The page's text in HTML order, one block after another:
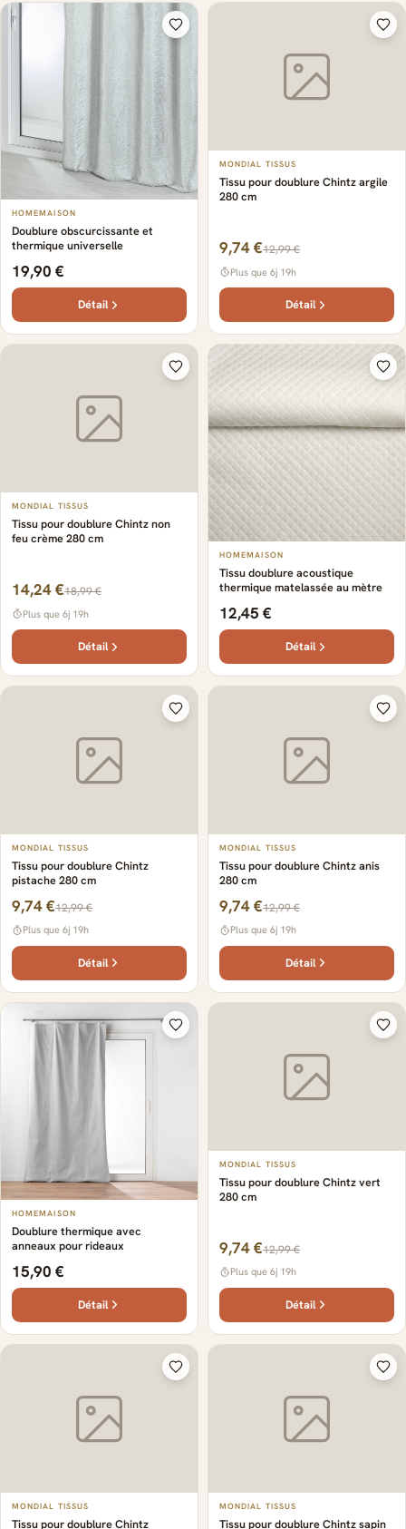
HOMEMAISON
Doublure obscurcissante et
thermique universelle
19,90 €
Détail
MONDIAL TISSUS
Tissu pour doublure Chintz argile
280 cm
9,74 €12,99 €
Plus que 6j 19h
Détail
MONDIAL TISSUS
Tissu pour doublure Chintz non
feu crème 280 cm
14,24 €18,99 €
Plus que 6j 19h
Détail
HOMEMAISON
Tissu doublure acoustique
thermique matelassée au mètre
12,45 €
Détail
MONDIAL TISSUS
Tissu pour doublure Chintz
pistache 280 cm
9,74 €12,99 €
Plus que 6j 19h
Détail
MONDIAL TISSUS
Tissu pour doublure Chintz anis
280 cm
9,74 €12,99 €
Plus que 6j 19h
Détail
HOMEMAISON
Doublure thermique avec
anneaux pour rideaux
15,90 €
Détail
MONDIAL TISSUS
Tissu pour doublure Chintz vert
280 cm
9,74 €12,99 €
Plus que 6j 19h
Détail
MONDIAL TISSUS
Tissu pour doublure Chintz
MONDIAL TISSUS
Tissu pour doublure Chintz sapin